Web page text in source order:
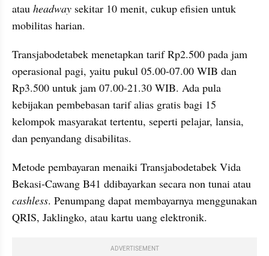
atau headway sekitar 10 menit, cukup efisien untuk
mobilitas harian.
Transjabodetabek menetapkan tarif Rp2.500 pada jam
operasional pagi, yaitu pukul 05.00-07.00 WIB dan
Rp3.500 untuk jam 07.00-21.30 WIB. Ada pula
kebijakan pembebasan tarif alias gratis bagi 15
kelompok masyarakat tertentu, seperti pelajar, lansia,
dan penyandang disabilitas.
Metode pembayaran menaiki Transjabodetabek Vida
cashless. Penumpang dapat membayarnya menggunakan
QRIS, Jaklingko, atau kartu uang elektronik.
ADVERTISEMENT